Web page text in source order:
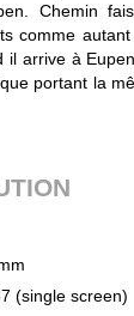
Chemin
comme
il arrive à
portant la
(single screen)